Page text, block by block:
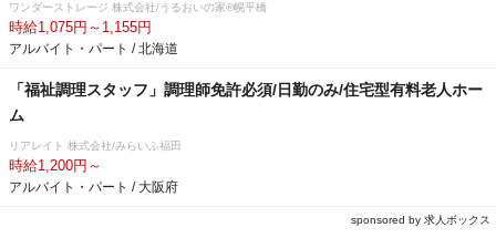
ワンダーストレージ 株式会社/うるおいの家®幌平橋
時給1,075円～1,155円
アルバイト・パート / 北海道
「福祉調理スタッフ」調理師免許必須/日勤のみ/住宅型有料老人ホー
ム
リアレイト 株式会社/みらいふ福田
時給1,200円～
アルバイト・パート / 大阪府
sponsored by 求人ボックス